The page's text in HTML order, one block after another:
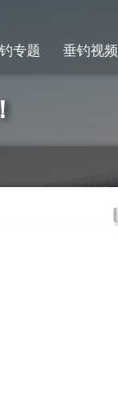
专题 垂钓视频